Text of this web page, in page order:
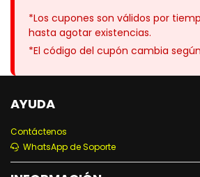
*Los cupones son válidos por
hasta agotar existencias.
*El código del cupón cambia
AYUDA
Contáctenos
WhatsApp de Soporte